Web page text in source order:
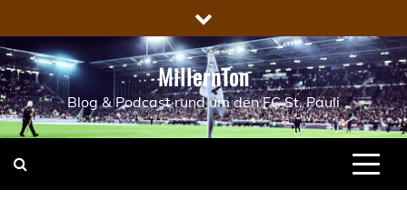
to
content
MillernTon
Blog & Podcast rund um den FC St. Pauli